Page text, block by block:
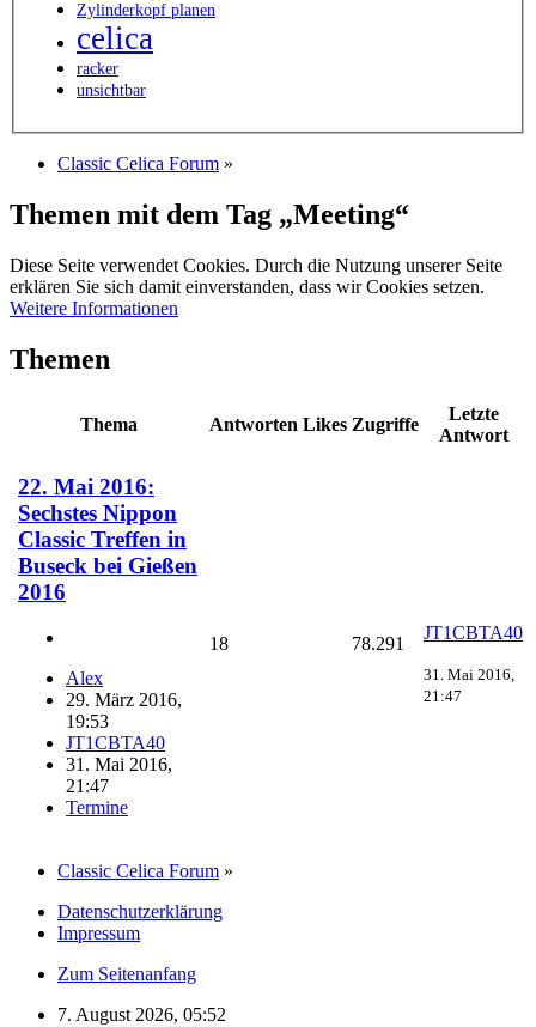
Zylinderkopf planen
celica
racker
unsichtbar
Classic Celica Forum »
Themen mit dem Tag „Meeting“
Diese Seite verwendet Cookies. Durch die Nutzung unserer Seite
erklären Sie sich damit einverstanden, dass wir Cookies setzen.
Weitere Informationen
Themen
Thema Antworten Likes Zugriffe
Letzte
Antwort
22. Mai 2016:
Sechstes Nippon
Classic Treffen in
Buseck bei Gießen
2016
Alex
29. März 2016,
19:53
JT1CBTA40
31. Mai 2016,
21:47
Termine
18 78.291
JT1CBTA40
31. Mai 2016,
21:47
Classic Celica Forum »
Datenschutzerklärung
Impressum
Zum Seitenanfang
7. August 2026, 05:52